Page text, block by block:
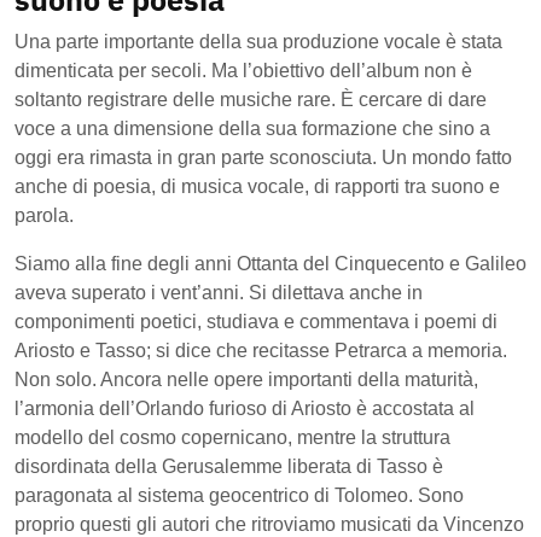
Una parte importante della sua produzione vocale è stata
dimenticata per secoli. Ma l’obiettivo dell’album non è
soltanto registrare delle musiche rare. È cercare di dare
voce a una dimensione della sua formazione che sino a
oggi era rimasta in gran parte sconosciuta. Un mondo fatto
anche di poesia, di musica vocale, di rapporti tra suono e
parola.
Siamo alla fine degli anni Ottanta del Cinquecento e Galileo
aveva superato i vent’anni. Si dilettava anche in
componimenti poetici, studiava e commentava i poemi di
Ariosto e Tasso; si dice che recitasse Petrarca a memoria.
Non solo. Ancora nelle opere importanti della maturità,
l’armonia dell’Orlando furioso di Ariosto è accostata al
modello del cosmo copernicano, mentre la struttura
disordinata della Gerusalemme liberata di Tasso è
paragonata al sistema geocentrico di Tolomeo. Sono
proprio questi gli autori che ritroviamo musicati da Vincenzo